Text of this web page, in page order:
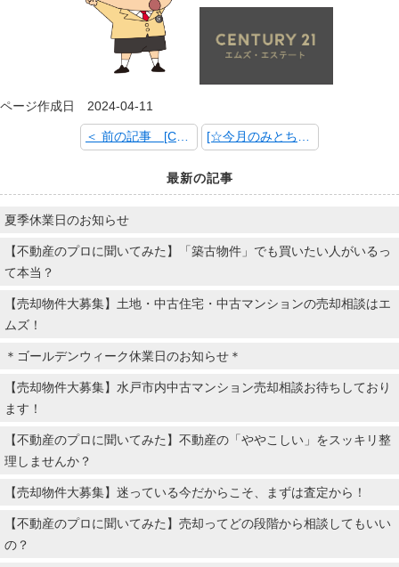
ページ作成日 2024-04-11
最新の記事
夏季休業日のお知らせ
【不動産のプロに聞いてみた】「築古物件」でも買いたい人がいるっ
て本当？
【売却物件大募集】土地・中古住宅・中古マンションの売却相談はエ
ムズ！
＊ゴールデンウィーク休業日のお知らせ＊
【売却物件大募集】水戸市内中古マンション売却相談お待ちしており
ます！
【不動産のプロに聞いてみた】不動産の「ややこしい」をスッキリ整
理しませんか？
【売却物件大募集】迷っている今だからこそ、まずは査定から！
【不動産のプロに聞いてみた】売却ってどの段階から相談してもいい
の？